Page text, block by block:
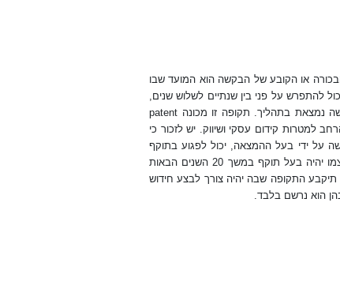
או הקובע של הבקשה הוא המועד שבו
להתפרש על פני בין שנתיים לשלוש שנים,
נמצאת בתהליך. תקופה זו מכונה patent
קידום עסקי ושיווק. יש לזכור כי
על ידי בעל ההמצאה, יכול לפגוע בתוקף
הפטנט. לאחר שמשרד הפטנטים בחן את הבקשה ואישר אותה, הפטנט עצמו יהיה בעל תוקף במשך 20 השנים הבאות
התקופה שבה יהיה צורך לבצע חידוש
הוא נרשם בלבד.